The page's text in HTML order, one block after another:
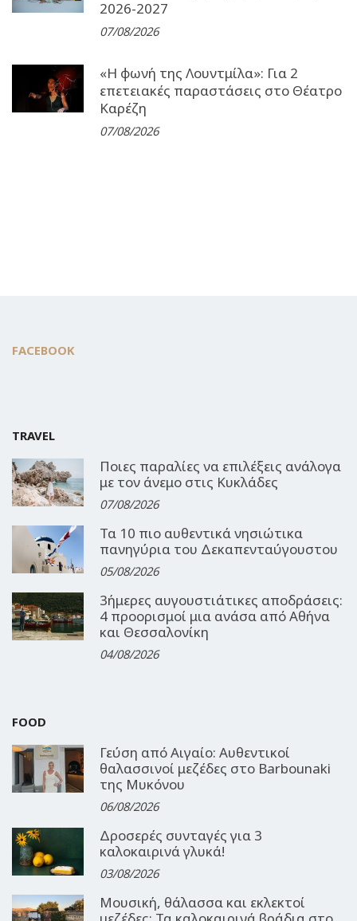
2026-2027
07/08/2026
«Η φωνή της Λουντμίλα»: Για 2
επετειακές παραστάσεις στο Θέατρο
Καρέζη
07/08/2026
FACEBOOK
TRAVEL
Ποιες παραλίες να επιλέξεις ανάλογα
με τον άνεμο στις Κυκλάδες
07/08/2026
Τα 10 πιο αυθεντικά νησιώτικα
πανηγύρια του Δεκαπενταύγουστου
05/08/2026
3ήμερες αυγουστιάτικες αποδράσεις:
4 προορισμοί μια ανάσα από Αθήνα
και Θεσσαλονίκη
04/08/2026
FOOD
Γεύση από Αιγαίο: Αυθεντικοί
θαλασσινοί μεζέδες στο Barbounaki
της Μυκόνου
06/08/2026
Δροσερές συνταγές για 3
καλοκαιρινά γλυκά!
03/08/2026
Μουσική, θάλασσα και εκλεκτοί